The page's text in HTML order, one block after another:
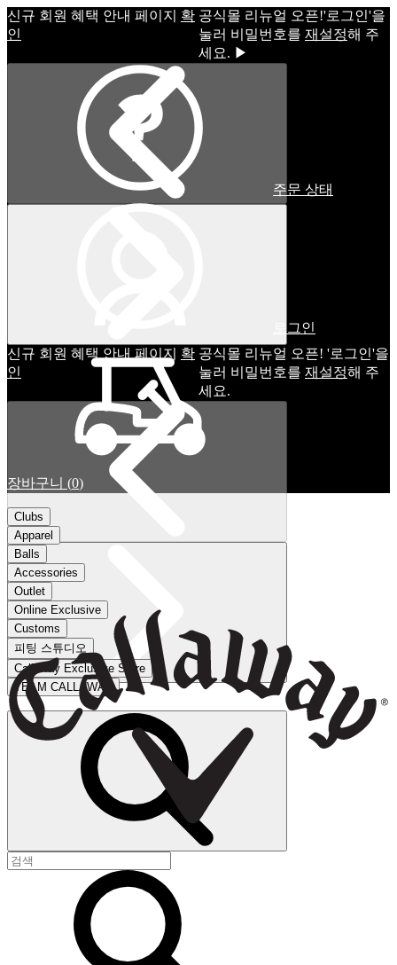
신규 회원 혜택 안내 페이지 확
인
공식몰 리뉴얼 오픈!ㅤ'로그인'을
눌러 비밀번호를 재설정해 주
세요. ▶
신규 회원 혜택 안내 페이지 확
인
공식몰 리뉴얼 오픈! '로그인'을
눌러 비밀번호를 재설정해 주
세요.
주문 상태
로그인
장바구니 (0)
Clubs
Apparel
Balls
Accessories
Outlet
Online Exclusive
Customs
피팅 스튜디오
Callaway Exclusive Store
TEAM CALLAWAY